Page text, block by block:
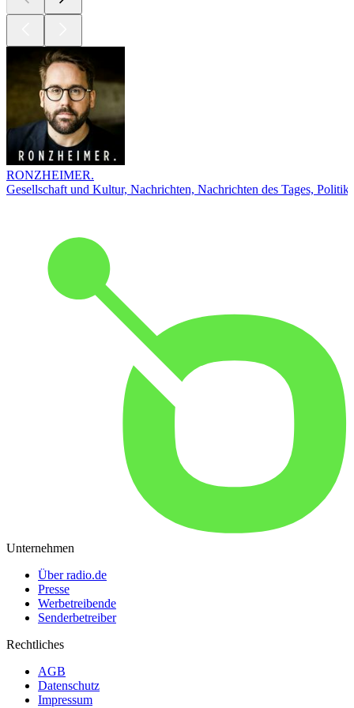
RONZHEIMER.
Gesellschaft und Kultur, Nachrichten, Nachrichten des Tages, Politik
Unternehmen
Über radio.de
Presse
Werbetreibende
Senderbetreiber
Rechtliches
AGB
Datenschutz
Impressum